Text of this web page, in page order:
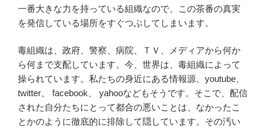
一番大きな力を持っている組織なので、この茶番の真実
を発信している場所をすぐつぶしてしまいます。
毒組織は、政府、警察、病院、ＴＶ、メディアから何か
ら何まで支配しています。今、世界は、毒組織によって
操られています。私たちの身近にある情報源、youtube、
twitter、 facebook、 yahooなどもそうです。そこで、配信
された自分たちにとって都合の悪いことは、なかったこ
とかのように徹底的に排除して隠しています。その汚い